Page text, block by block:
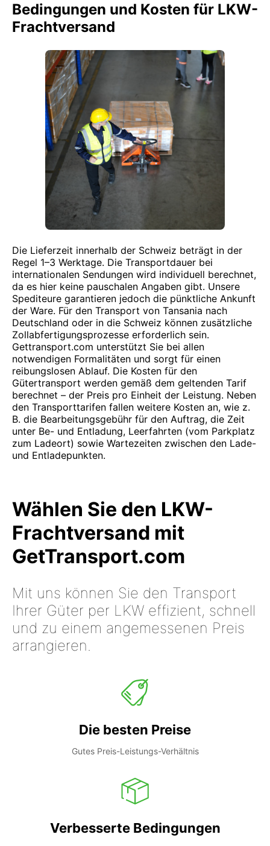
Bedingungen und Kosten für LKW-
Frachtversand
Die Lieferzeit innerhalb der Schweiz beträgt in der
Regel 1–3 Werktage. Die Transportdauer bei
internationalen Sendungen wird individuell berechnet,
da es hier keine pauschalen Angaben gibt. Unsere
Spediteure garantieren jedoch die pünktliche Ankunft
der Ware. Für den Transport von Tansania nach
Deutschland oder in die Schweiz können zusätzliche
Zollabfertigungsprozesse erforderlich sein.
Gettransport.com unterstützt Sie bei allen
notwendigen Formalitäten und sorgt für einen
reibungslosen Ablauf. Die Kosten für den
Gütertransport werden gemäß dem geltenden Tarif
berechnet – der Preis pro Einheit der Leistung. Neben
den Transporttarifen fallen weitere Kosten an, wie z.
B. die Bearbeitungsgebühr für den Auftrag, die Zeit
unter Be- und Entladung, Leerfahrten (vom Parkplatz
zum Ladeort) sowie Wartezeiten zwischen den Lade-
und Entladepunkten.
Wählen Sie den LKW-
Frachtversand mit
GetTransport.com
Mit uns können Sie den Transport
Ihrer Güter per LKW effizient, schnell
und zu einem angemessenen Preis
arrangieren.
Die besten Preise
Gutes Preis-Leistungs-Verhältnis
Verbesserte Bedingungen